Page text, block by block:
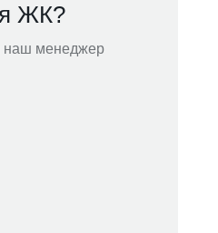
наш менеджер
ЖК?